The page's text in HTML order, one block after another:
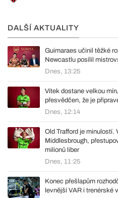
DALŠÍ AKTUALITY
Guimaraes učinil těžké
Newcastlu posílil
Dnes, 13:25
Vítek dostane velkou
přesvědčen, že je
Dnes, 12:14
Old Trafford je minulostí.
Middlesbrough,
milionů liber
Dnes, 11:25
Konec přešlapům
levnější VAR i trenérské